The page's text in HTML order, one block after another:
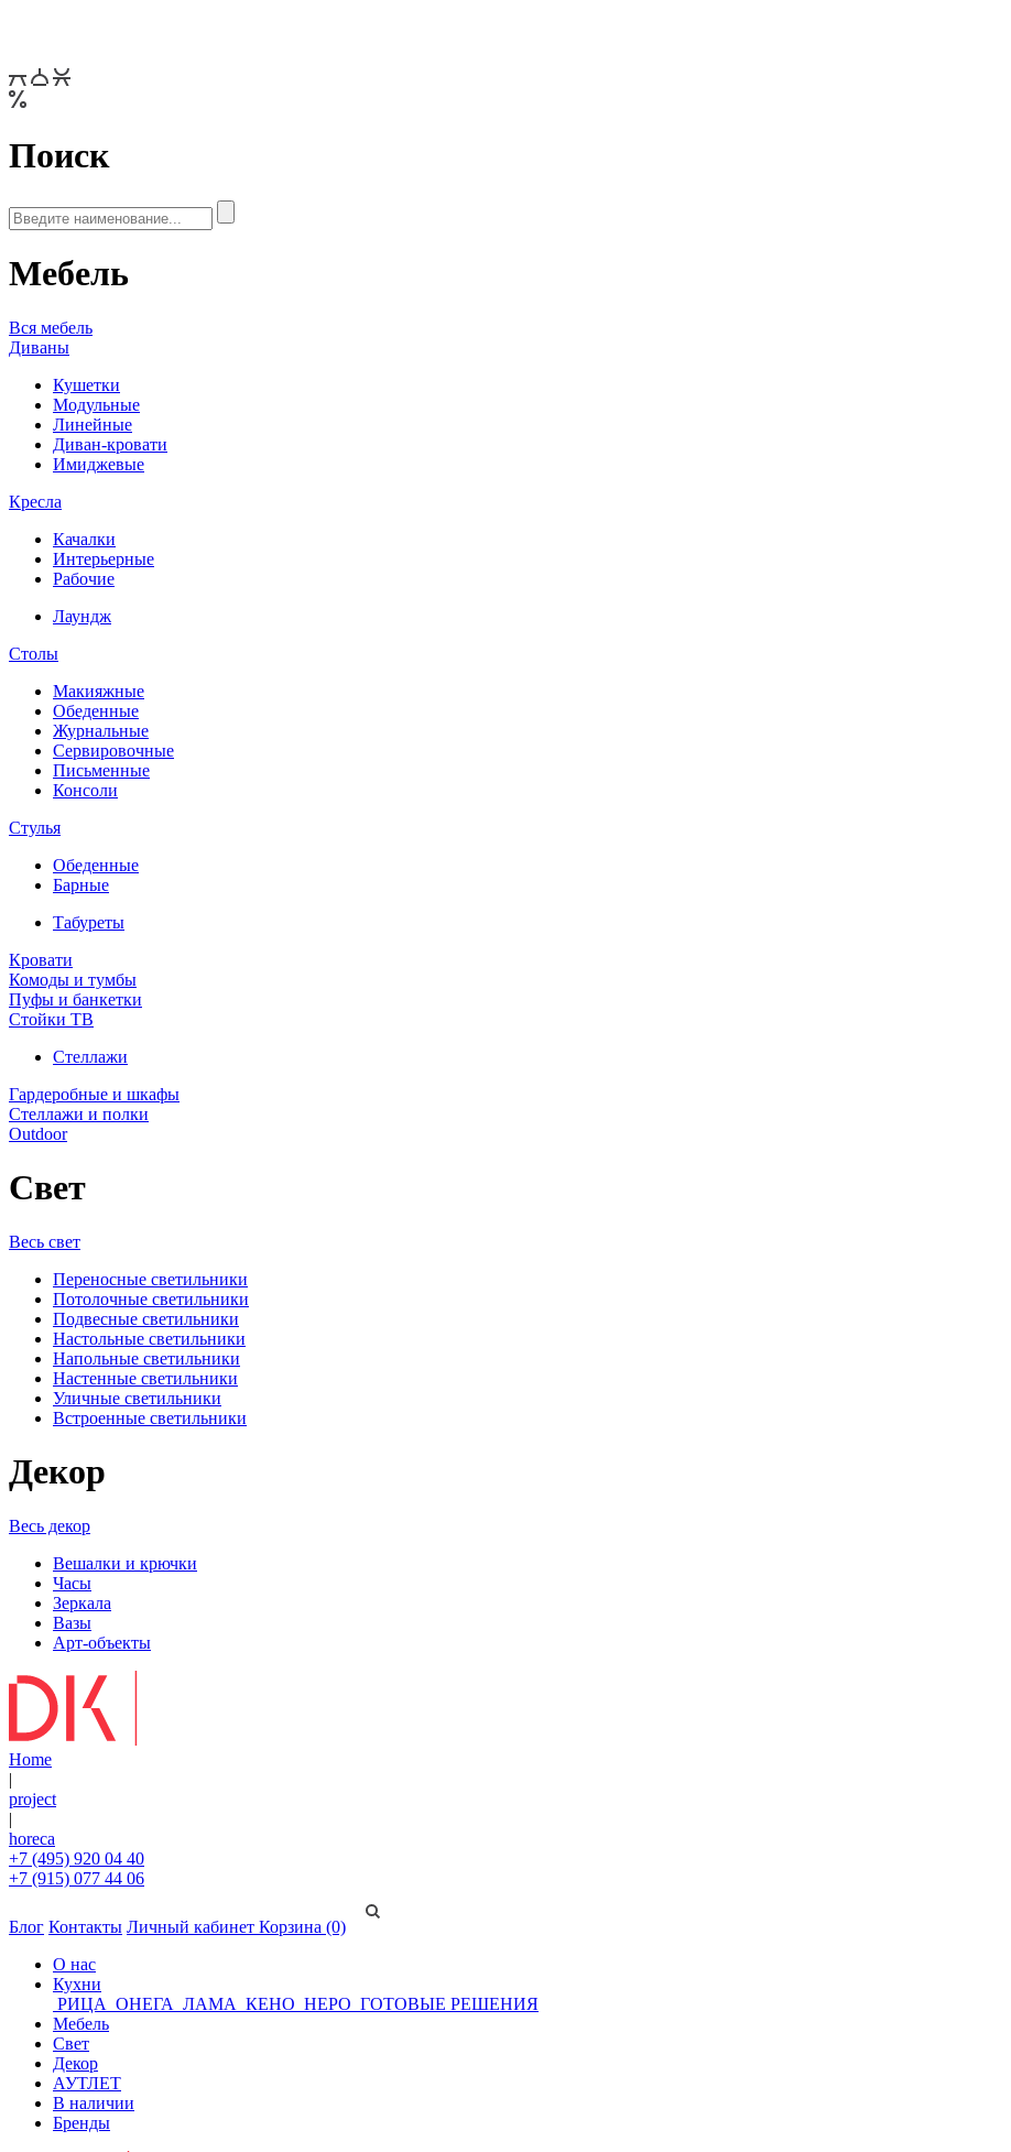
Поиск
Мебель
Вся мебель
Диваны
Кушетки
Модульные
Линейные
Диван-кровати
Имиджевые
Кресла
Качалки
Интерьерные
Рабочие
Лаундж
Столы
Макияжные
Обеденные
Журнальные
Сервировочные
Письменные
Консоли
Стулья
Обеденные
Барные
Табуреты
Кровати
Комоды и тумбы
Пуфы и банкетки
Стойки ТВ
Стеллажи
Гардеробные и шкафы
Стеллажи и полки
Outdoor
Свет
Весь свет
Переносные светильники
Потолочные светильники
Подвесные светильники
Настольные светильники
Напольные светильники
Настенные светильники
Уличные светильники
Встроенные светильники
Декор
Весь декор
Вешалки и крючки
Часы
Зеркала
Вазы
Арт-объекты
Home
|
project
|
horeca
+7 (495) 920 04 40
+7 (915) 077 44 06
Блог Контакты Личный кабинет Корзина (0)
О нас
Кухни
РИЦА ОНЕГА ЛАМА КЕНО НЕРО ГОТОВЫЕ РЕШЕНИЯ
Мебель
Свет
Декор
АУТЛЕТ
В наличии
Бренды